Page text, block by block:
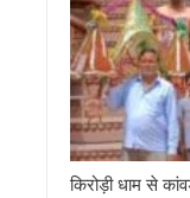
किरोड़ी धाम से